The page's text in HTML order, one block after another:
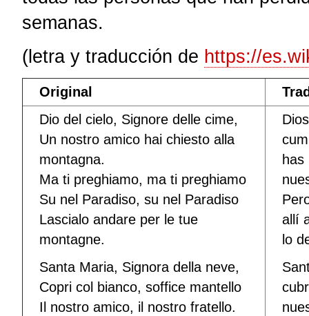
semanas.
(letra y traducción de https://
Original
Dio del cielo, Signore delle cime,
Un nostro amico hai chiesto alla
montagna.
Ma ti preghiamo, ma ti preghiamo
Su nel Paradiso, su nel Paradiso
Lascialo andare per le tue
montagne.
Santa Maria, Signora della neve,
Copri col bianco, soffice mantello
Il nostro amico, il nostro fratello.
allí
lo